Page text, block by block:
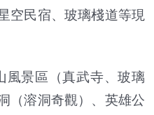
空民宿、玻璃棧道等現
景區（真武寺、玻璃
（溶洞奇觀）、英雄公